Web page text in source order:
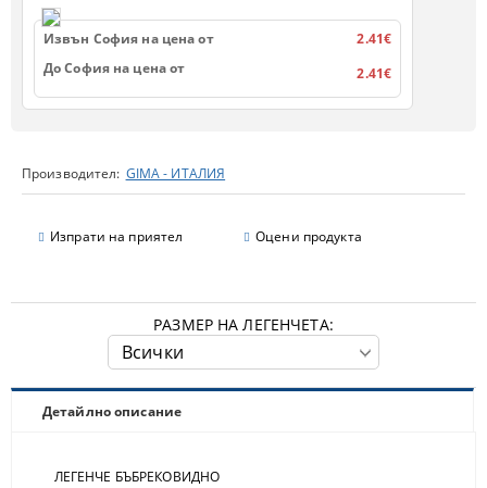
Производител: GIMA - ИТАЛИЯ
Изпрати на приятел Оцени продукта
Извън София на цена от
2.41€
До София на цена от
2.41€
РАЗМЕР НА ЛЕГЕНЧЕТА:
Детайлно описание
ЛЕГЕНЧЕ БЪБРЕКОВИДНО